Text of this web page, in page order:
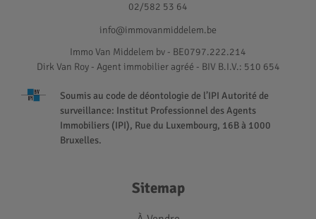
02/582 53 64
info@immovanmiddelem.be
Immo Van Middelem bv - BE0797.222.214
Dirk Van Roy - Agent immobilier agréé - BIV B.I.V.: 510 654
Soumis au code de déontologie de l’IPI Autorité de
surveillance: Institut Professionnel des Agents
Immobiliers (IPI), Rue du Luxembourg, 16B à 1000
Bruxelles.
Sitemap